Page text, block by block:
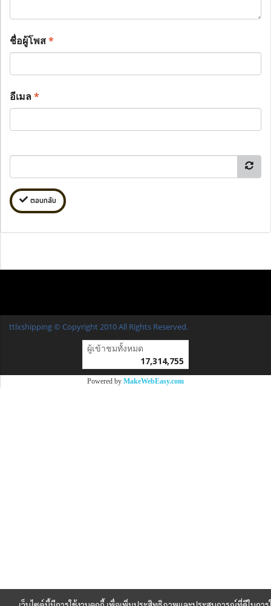
ชื่อผู้โพส*
อีเมล*
ตอบกลับ
ttlxshipping © Copyright 2010 All Rights Reserved.
ผู้เข้าชมทั้งหมด
17,314,755
Powered by MakeWebEasy.com